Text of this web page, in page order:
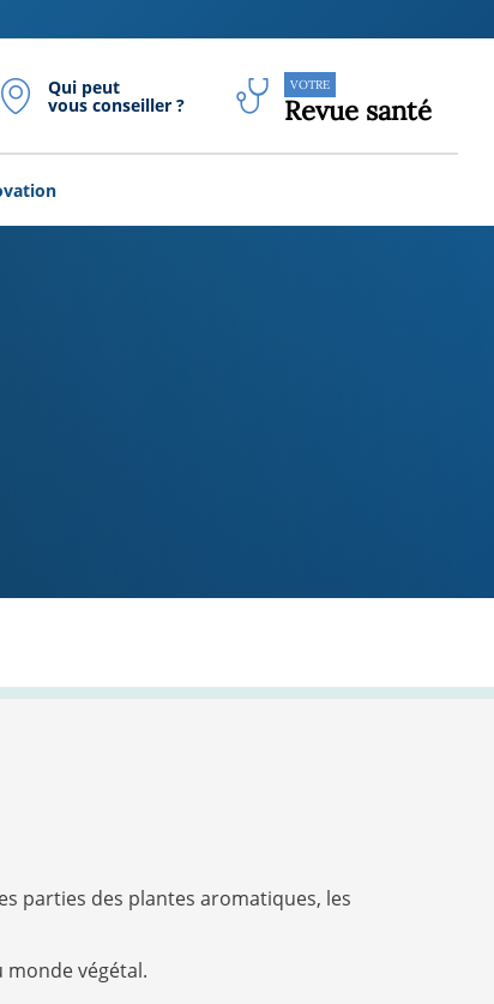
Qui peut
vous conseiller ?
VOTRE
Revue santé
parties des plantes aromatiques, les
monde végétal.